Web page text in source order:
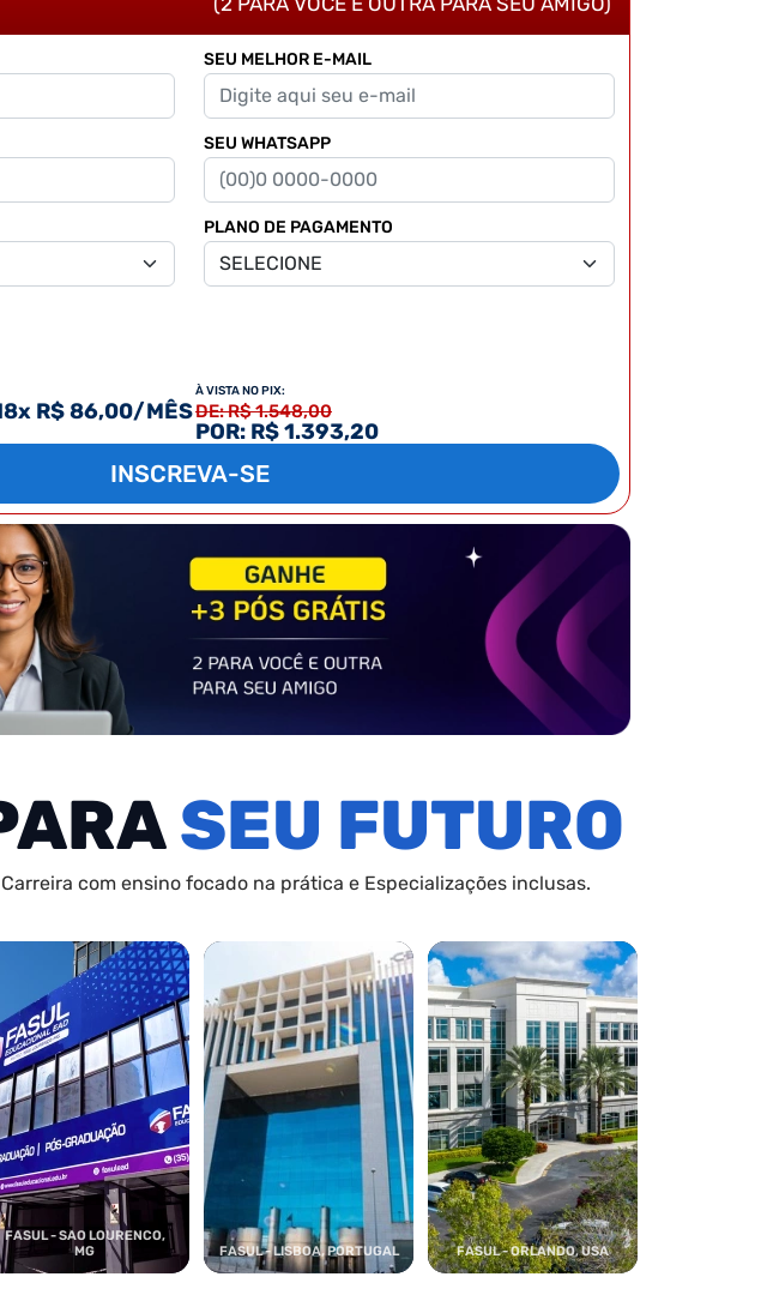
SEU MELHOR E-MAIL
SEU WHATSAPP
PLANO DE PAGAMENTO
R$ 86,00/MÊS
À VISTA NO PIX:
DE: R$ 1.548,00
POR: R$ 1.393,20
INSCREVA-SE
SEU FUTURO
com ensino focado na prática e Especializações inclusas.
FASUL - SAO LOURENCO,
MG
FASUL - LISBOA, PORTUGAL FASUL - ORLANDO, USA